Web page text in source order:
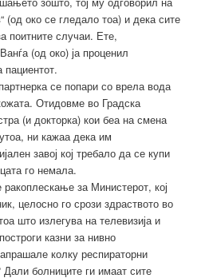
(од око се гледало тоа) и дека сите
поитните случаи. Ете,
(од око) ја проценил
пациентот.
се попари со врела вода
Отидовме во Градска
(и докторка) кои беа на смена
ни кажаа дека им
завој кој требало да се купи
го немала.
за Министерот, кој
целосно го срози здраството во
што излегува на телевизија и
казни за нивно
колку респираторни
болниците ги имаат сите